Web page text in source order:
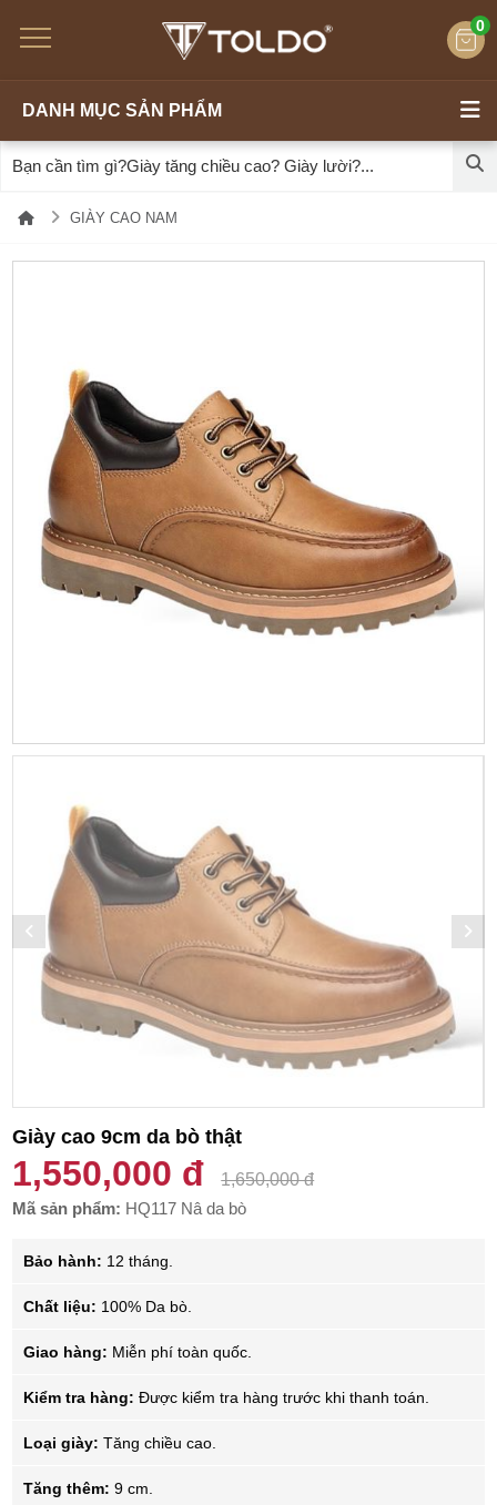
0
DANH MỤC SẢN PHẨM
GIÀY CAO NAM
Giày cao 9cm da bò thật
1,550,000 đ
1,650,000 đ
Mã sản phẩm: HQ117 Nâ da bò
Bảo hành: 12 tháng.
Chất liệu: 100% Da bò.
Giao hàng: Miễn phí toàn quốc.
Kiểm tra hàng: Được kiểm tra hàng trước khi thanh toán.
Loại giày: Tăng chiều cao.
Tăng thêm: 9 cm.